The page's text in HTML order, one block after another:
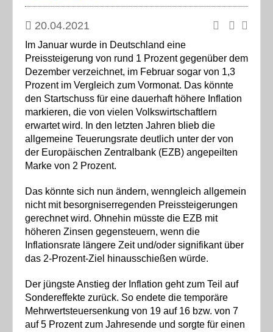
20.04.2021
Im Januar wurde in Deutschland eine
Preissteigerung von rund 1 Prozent gegenüber dem
Dezember verzeichnet, im Februar sogar von 1,3
Prozent im Vergleich zum Vormonat. Das könnte
den Startschuss für eine dauerhaft höhere Inflation
markieren, die von vielen Volkswirtschaftlern
erwartet wird. In den letzten Jahren blieb die
allgemeine Teuerungsrate deutlich unter der von
der Europäischen Zentralbank (EZB) angepeilten
Marke von 2 Prozent.
Das könnte sich nun ändern, wenngleich allgemein
nicht mit besorgniserregenden Preissteigerungen
gerechnet wird. Ohnehin müsste die EZB mit
höheren Zinsen gegensteuern, wenn die
Inflationsrate längere Zeit und/oder signifikant über
das 2-Prozent-Ziel hinausschießen würde.
Der jüngste Anstieg der Inflation geht zum Teil auf
Sondereffekte zurück. So endete die temporäre
Mehrwertsteuersenkung von 19 auf 16 bzw. von 7
auf 5 Prozent zum Jahresende und sorgte für einen